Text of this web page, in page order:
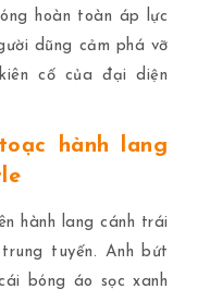
hoàn toàn áp lực
dũng cảm phá vỡ
cố của đại diện
hành lang
hành lang cánh trái
tuyến. Anh bứt
bóng áo sọc xanh